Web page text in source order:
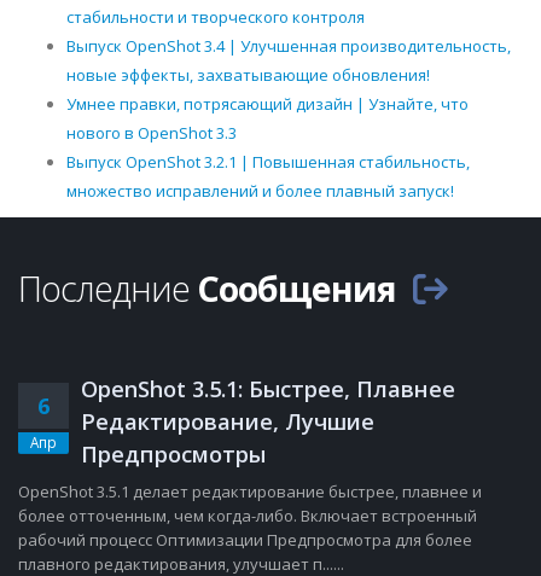
стабильности и творческого контроля
Выпуск OpenShot 3.4 | Улучшенная производительность,
новые эффекты, захватывающие обновления!
Умнее правки, потрясающий дизайн | Узнайте, что
нового в OpenShot 3.3
Выпуск OpenShot 3.2.1 | Повышенная стабильность,
множество исправлений и более плавный запуск!
Последние Сообщения
6
Апр
OpenShot 3.5.1: Быстрее, Плавнее
Редактирование, Лучшие
Предпросмотры
OpenShot 3.5.1 делает редактирование быстрее, плавнее и
более отточенным, чем когда-либо. Включает встроенный
рабочий процесс Оптимизации Предпросмотра для более
плавного редактирования, улучшает п......